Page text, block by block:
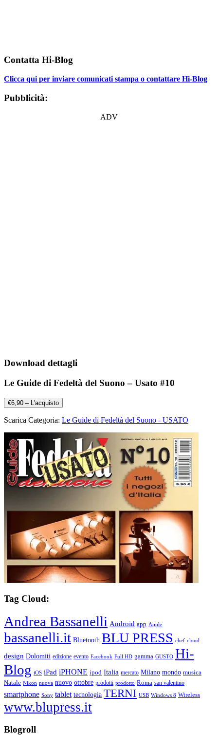
Contatta Hi-Blog
Clicca qui per inviare comunicati stampa o contattare Hi-Blog
Pubblicità:
ADV
Download dettagli
Le Guide di Fedeltà del Suono – Usato #10
€6,90 – L'acquisto
Scarica Categoria: Le Guide di Fedeltà del Suono - USATO
Tag Cloud:
Andrea Bassanelli Android app Apple
bassanelli.it Bluetooth BLU PRESS chef cloud
design Dolomiti edizione evento Facebook Full HD gamma GUSTO Hi-
Blog iOS iPad iPHONE ipod Italia mercato Milano mondo musica
Natale Nikon nuova nuovo ottobre prodotti prodotto Roma san valentino
smartphone Sony tablet tecnologia TERNI USB Windows 8 Wireless
www.blupress.it
Blogroll